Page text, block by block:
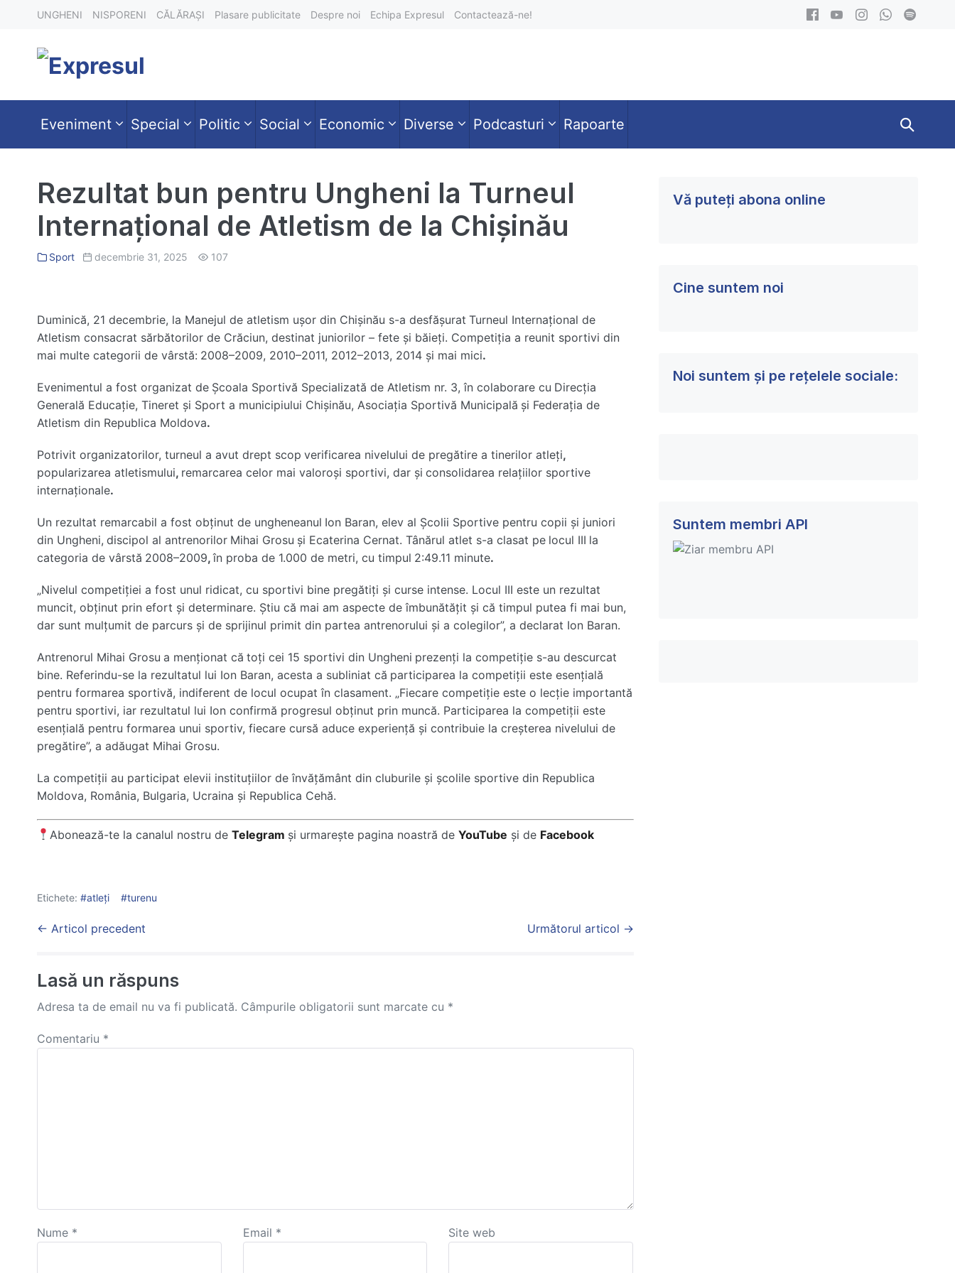
UNGHENI NISPORENI CĂLĂRAȘI Plasare publicitate Despre noi Echipa Expresul Contactează-ne!
Eveniment Special Politic Social Economic Diverse Podcasturi Rapoarte
Search
Toggle
Rezultat bun pentru Ungheni la Turneul
Internațional de Atletism de la Chișinău
Sport decembrie 31, 2025 107
Duminică, 21 decembrie, la Manejul de atletism ușor din Chișinău s-a desfășurat Turneul Internațional de
Atletism consacrat sărbătorilor de Crăciun, destinat juniorilor – fete și băieți. Competiția a reunit sportivi din
mai multe categorii de vârstă: 2008–2009, 2010–2011, 2012–2013, 2014 și mai mici.
Evenimentul a fost organizat de Școala Sportivă Specializată de Atletism nr. 3, în colaborare cu Direcția
Generală Educație, Tineret și Sport a municipiului Chișinău, Asociația Sportivă Municipală și Federația de
Atletism din Republica Moldova.
Potrivit organizatorilor, turneul a avut drept scop verificarea nivelului de pregătire a tinerilor atleți,
popularizarea atletismului, remarcarea celor mai valoroși sportivi, dar și consolidarea relațiilor sportive
internaționale.
Un rezultat remarcabil a fost obținut de ungheneanul Ion Baran, elev al Școlii Sportive pentru copii și juniori
din Ungheni, discipol al antrenorilor Mihai Grosu și Ecaterina Cernat. Tânărul atlet s-a clasat pe locul III la
categoria de vârstă 2008–2009,în proba de 1.000 de metri, cu timpul 2:49.11 minute.
„Nivelul competiției a fost unul ridicat, cu sportivi bine pregătiți și curse intense. Locul III este un rezultat
muncit, obținut prin efort și determinare. Știu că mai am aspecte de îmbunătățit și că timpul putea fi mai bun,
dar sunt mulțumit de parcurs și de sprijinul primit din partea antrenorului și a colegilor”, a declarat Ion Baran.
Antrenorul Mihai Grosu a menționat că toți cei 15 sportivi din Ungheni prezenți la competiție s-au descurcat
bine. Referindu-se la rezultatul lui Ion Baran, acesta a subliniat că participarea la competiții este esențială
pentru formarea sportivă, indiferent de locul ocupat în clasament. „Fiecare competiție este o lecție importantă
pentru sportivi, iar rezultatul lui Ion confirmă progresul obținut prin muncă. Participarea la competiții este
esențială pentru formarea unui sportiv, fiecare cursă aduce experiență și contribuie la creșterea nivelului de
pregătire”, a adăugat Mihai Grosu.
La competiții au participat elevii instituțiilor de învățământ din cluburile și școlile sportive din Republica
Moldova, România, Bulgaria, Ucraina și Republica Cehă.
Abonează-te la canalul nostru deTelegram și urmarește pagina noastră deYouTube și de Facebook
Etichete: atleți turenu
Post
← Articol precedent Următorul articol →
Lasă un răspuns
Adresa ta de email nu va fi publicată. Câmpurile obligatorii sunt marcate cu *
Comentariu *
Nume * Email * Site web
Vă puteți abona online
Cine suntem noi
Noi suntem și pe rețelele sociale:
Suntem membri API